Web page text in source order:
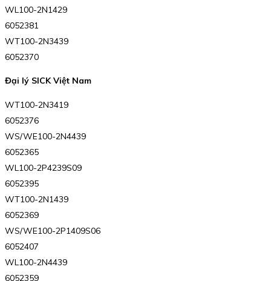
WL100-2N1429
6052381
WT100-2N3439
6052370
Đại lý SICK Việt Nam
WT100-2N3419
6052376
WS/WE100-2N4439
6052365
WL100-2P4239S09
6052395
WT100-2N1439
6052369
WS/WE100-2P1409S06
6052407
WL100-2N4439
6052359